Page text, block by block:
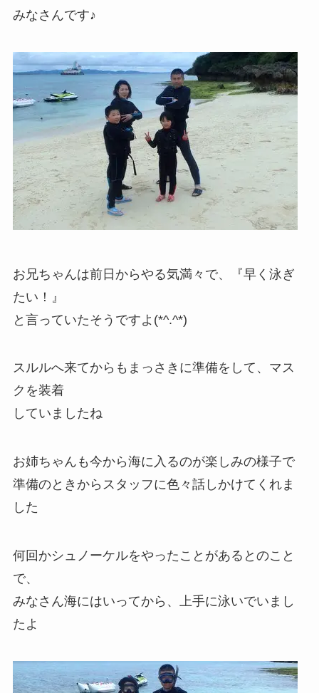
みなさんです♪
お兄ちゃんは前日からやる気満々で、『早く泳ぎ
たい！』
と言っていたそうですよ(*^.^*)
スルルへ来てからもまっさきに準備をして、マス
クを装着
していましたね
お姉ちゃんも今から海に入るのが楽しみの様子で
準備のときからスタッフに色々話しかけてくれま
した
何回かシュノーケルをやったことがあるとのこと
で、
みなさん海にはいってから、上手に泳いでいまし
たよ